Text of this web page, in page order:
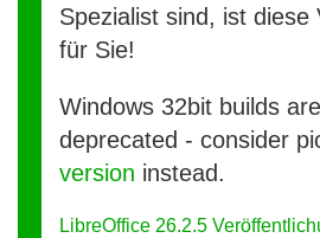
Spezialist sind, ist diese
für Sie!
Windows 32bit builds
deprecated - consider
version instead.
LibreOffice 26.2.5